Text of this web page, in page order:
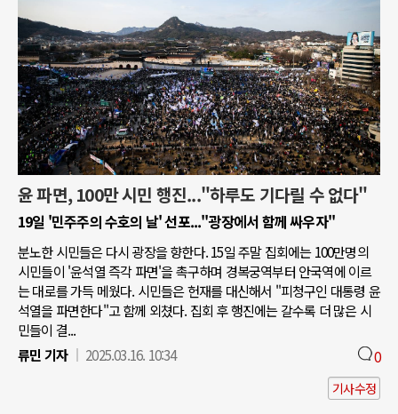
윤 파면, 100만 시민 행진..."하루도 기다릴 수 없다"
19일 '민주주의 수호의 날' 선포..."광장에서 함께 싸우자"
분노한 시민들은 다시 광장을 향한다. 15일 주말 집회에는 100만명의
시민들이 '윤석열 즉각 파면'을 촉구하며 경복궁역부터 안국역에 이르
는 대로를 가득 메웠다. 시민들은 헌재를 대신해서 "피청구인 대통령 윤
석열을 파면한다"고 함께 외쳤다. 집회 후 행진에는 갈수록 더 많은 시
민들이 결...
류민 기자
2025.03.16. 10:34 0
기사수정